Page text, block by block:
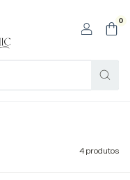
0
4 produtos